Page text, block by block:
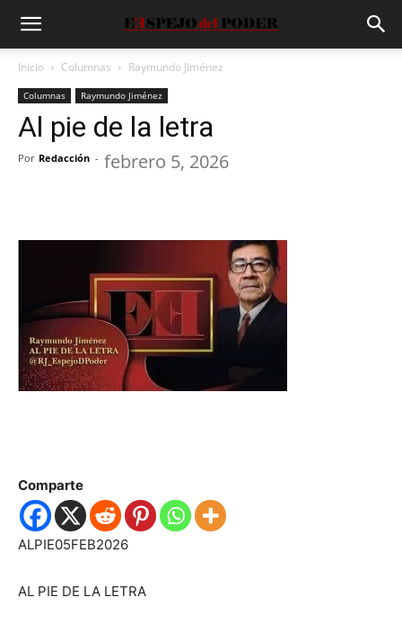
Inicio Columnas Raymundo Jiménez
Columnas Raymundo Jiménez
Al pie de la letra
Por Redacción - febrero 5, 2026
Comparte
ALPIE05FEB2026
AL PIE DE LA LETRA